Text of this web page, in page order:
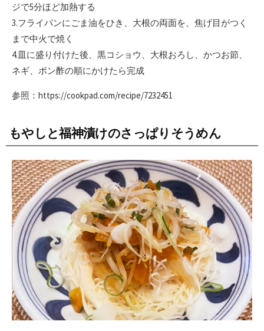
ジで5分ほど加熱する
3.フライパンにごま油をひき、大根の両面を、焦げ目がつく
まで中火で焼く
4.皿に盛り付けた後、黒コショウ、大根おろし、かつお節、
ネギ、ポン酢の順にかけたら完成
参照：https://cookpad.com/recipe/7232451
もやしと福神漬けのさっぱりそうめん